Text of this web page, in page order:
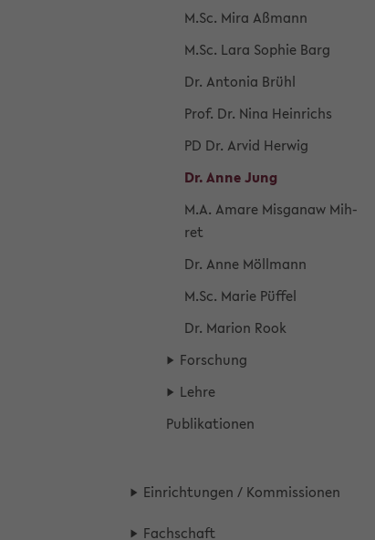
M.Sc. Mira Aß­mann
M.Sc. Lara So­phie Barg
Dr. An­to­nia Brühl
Prof. Dr. Nina Hein­richs
PD Dr. Arvid Her­wig
Dr. Anne Jung
M.A. Amare Mis­ga­naw Mih­
ret
Dr. Anne Möll­mann
M.Sc. Marie Püf­fel
Dr. Ma­ri­on Rook
For­schung
Lehre
Pu­bli­ka­tio­nen
Ein­rich­tun­gen / Kom­mis­sio­nen
Fach­schaft